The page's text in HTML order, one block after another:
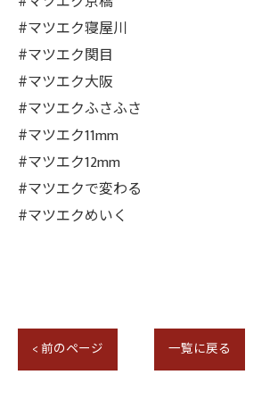
#マツエク寝屋川
#マツエク関目
#マツエク大阪
#マツエクふさふさ
#マツエク11mm
#マツエク12mm
#マツエクで変わる
#マツエクめいく
< 前のページ 一覧に戻る